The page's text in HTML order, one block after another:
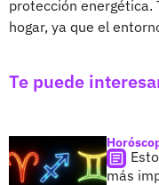
protección energética.
hogar, ya que el
Te puede
más